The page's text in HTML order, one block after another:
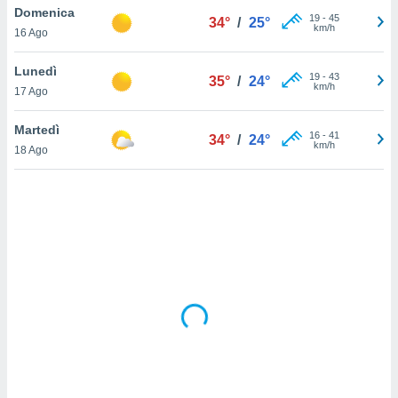
cookie
in
Domenica
16 Ago
34° / 25° 19- 45
km/h
Lunedì
17 Ago
35° / 24° 19- 43
km/h
Martedì
18 Ago
34° / 24° 16- 41
km/h